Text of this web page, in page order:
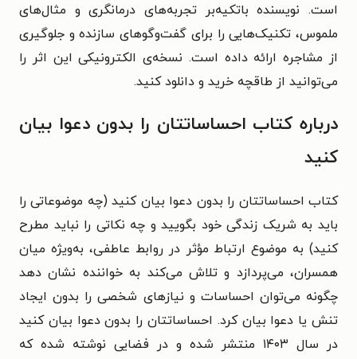
است. نویسنده باتکیه‌بر تجربه‌های درمانگری و مثال‌های
ملموس، تکنیک‌هایی را برای گفت‌وگوهای سازنده و جلوگیری
از مشاجره ارائه داده است. نسخه‌ی الکترونیکی این اثر را
می‌توانید از طاقچه خرید و دانلود کنید.
درباره کتاب احساساتتان را بدون دعوا بیان
کنید
کتاب احساساتتان را بدون دعوا بیان کنید (چه موضوعاتی را
باید به شریک زندگی خود بگویید و چه نکاتی را نباید مطرح
کنید) به موضوع ارتباط مؤثر در روابط عاطفی، به‌ویژه میان
همسران، می‌پردازد و تلاش می‌کند به خواننده نشان دهد
چگونه می‌توان احساسات و نیازهای شخصی را بدون ایجاد
تنش یا دعوا بیان کرد. احساساتتان را بدون دعوا بیان کنید
در سال ۱۴۰۳ منتشر شده و در فضایی نوشته شده که